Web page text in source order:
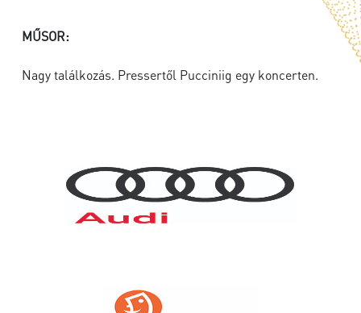
MŰSOR:
Nagy találkozás. Pressertől Pucciniig egy koncerten.